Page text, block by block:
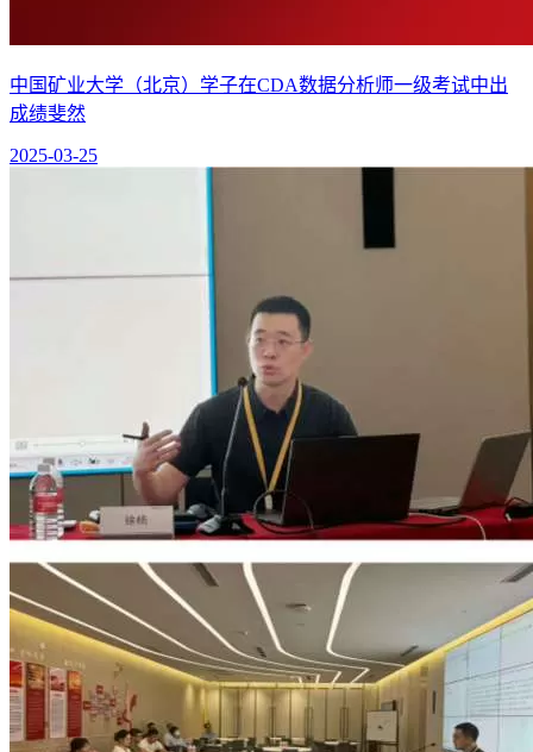
中国矿业大学（北京）学子在CDA数据分析师一级考试中出
成绩斐然
2025-03-25